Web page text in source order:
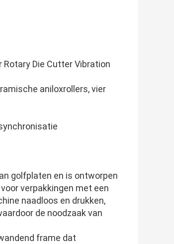
Die Cutter Vibration
aniloxrollers, vier
golfplaten en is ontworpen
verpakkingen met een
naadloos en drukken,
de noodzaak van
frame dat